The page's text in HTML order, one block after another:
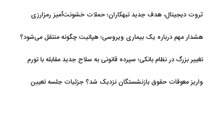
ثروت دیجیتال، هدف جدید تبهکاران؛ حملات خشونت‌آمیز رمزارزی
هشدار مهم درباره یک بیماری ویروسی؛ هپاتیت چگونه منتقل می‌شود؟
تغییر بزرگ در نظام بانکی؛ سپرده قانونی به سلاح جدید مقابله با تورم
واریز معوقات حقوق بازنشستگان نزدیک شد؟ جزئیات جلسه تعیین